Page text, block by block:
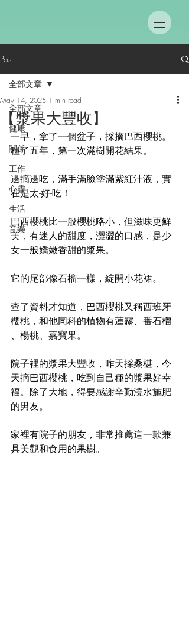
Post
全部文章
健康
關係
工作
心靈
生活
音樂
全部文章
【漿果大豐收】
May 14, 2025 1 min read
一早，拿了一個盆子，採摘巴西櫻桃。
種了五年，第一次滿樹開花結果。
邊摘邊吃，滿手滿臉塗滿紫紅汁液，實
在是太-好-吃！
巴西櫻桃比一般櫻桃略小，但滋味更鮮
美，有迷人的甜度，澀澀的口感，是少
女一般嬌嫩香甜的漿果。
它的尾部像石榴一樣，綻開小花裙。
查了資料才知道，巴西櫻桃又稱西班牙
櫻桃，和他同科的植物有蓮霧、番石榴
、楊桃、嘉寶果。
院子裡的漿果大豐收，昨天採桑椹，今
天摘巴西櫻桃，吃到自己種的漿果好幸
福。除了大地，得要感謝辛勤澆水施肥
的男友。
家裡有院子的朋友，非常推薦這一款兼
具美觀和食用的果樹。